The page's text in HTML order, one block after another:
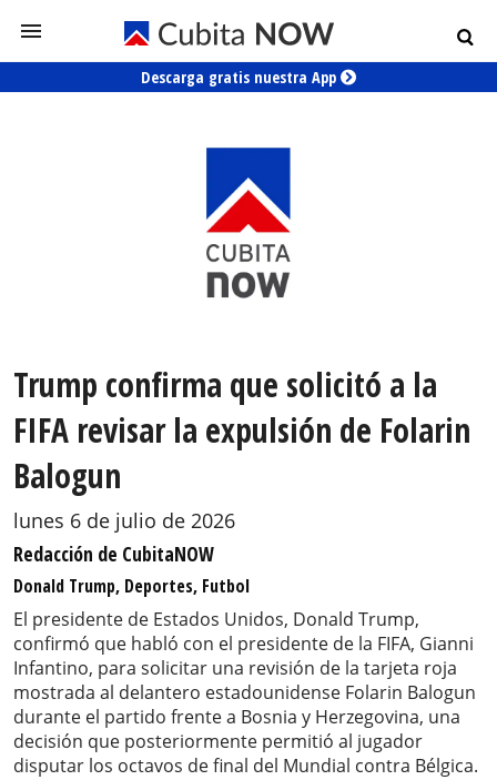
Descarga gratis nuestra App
Trump confirma que solicitó a la
FIFA revisar la expulsión de Folarin
Balogun
lunes 6 de julio de 2026
Redacción de CubitaNOW
Donald Trump, Deportes, Futbol
El presidente de Estados Unidos, Donald Trump,
confirmó que habló con el presidente de la FIFA, Gianni
Infantino, para solicitar una revisión de la tarjeta roja
mostrada al delantero estadounidense Folarin Balogun
durante el partido frente a Bosnia y Herzegovina, una
decisión que posteriormente permitió al jugador
disputar los octavos de final del Mundial contra Bélgica.